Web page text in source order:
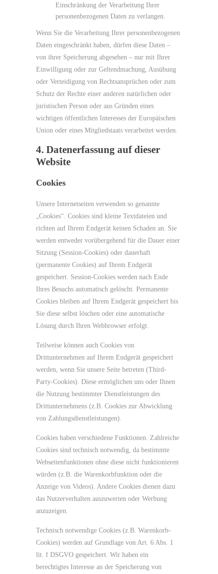
Einschränkung der Verarbeitung Ihrer
personenbezogenen Daten zu verlangen.
Wenn Sie die Verarbeitung Ihrer personenbezogenen
Daten eingeschränkt haben, dürfen diese Daten –
von ihrer Speicherung abgesehen – nur mit Ihrer
Einwilligung oder zur Geltendmachung, Ausübung
oder Verteidigung von Rechtsansprüchen oder zum
Schutz der Rechte einer anderen natürlichen oder
juristischen Person oder aus Gründen eines
wichtigen öffentlichen Interesses der Europäischen
Union oder eines Mitgliedstaats verarbeitet werden.
4. Datenerfassung auf dieser
Website
Cookies
Unsere Internetseiten verwenden so genannte
„Cookies“. Cookies sind kleine Textdateien und
richten auf Ihrem Endgerät keinen Schaden an. Sie
werden entweder vorübergehend für die Dauer einer
Sitzung (Session-Cookies) oder dauerhaft
(permanente Cookies) auf Ihrem Endgerät
gespeichert. Session-Cookies werden nach Ende
Ihres Besuchs automatisch gelöscht. Permanente
Cookies bleiben auf Ihrem Endgerät gespeichert bis
Sie diese selbst löschen oder eine automatische
Lösung durch Ihren Webbrowser erfolgt.
Teilweise können auch Cookies von
Drittunternehmen auf Ihrem Endgerät gespeichert
werden, wenn Sie unsere Seite betreten (Third-
Party-Cookies). Diese ermöglichen uns oder Ihnen
die Nutzung bestimmter Dienstleistungen des
Drittunternehmens (z.B. Cookies zur Abwicklung
von Zahlungsdienstleistungen).
Cookies haben verschiedene Funktionen. Zahlreiche
Cookies sind technisch notwendig, da bestimmte
Webseitenfunktionen ohne diese nicht funktionieren
würden (z.B. die Warenkorbfunktion oder die
Anzeige von Videos). Andere Cookies dienen dazu
das Nutzerverhalten auszuwerten oder Werbung
anzuzeigen.
Technisch notwendige Cookies (z.B. Warenkorb-
Cookies) werden auf Grundlage von Art. 6 Abs. 1
lit. f DSGVO gespeichert. Wir haben ein
berechtigtes Interesse an der Speicherung von